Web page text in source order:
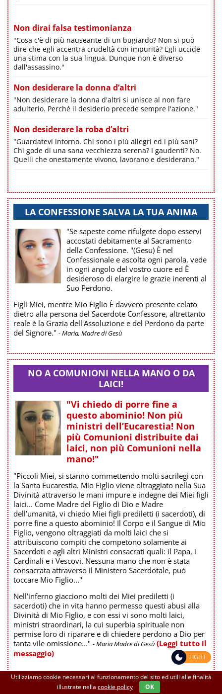
Non dirai falsa testimonianza
"Cosa c'è di più nauseante di un bugiardo? Non si può
dire che egli accentra crudeltà con impurità? Egli uccide
una stima con la sua lingua. Dunque non è diverso
dall'assassino."
Non desiderare la donna d’altri
"Non desiderare la donna d'altri si unisce al non fare
adulterio. Perché il desiderio precede sempre l'azione."
Non desiderare la roba d’altri
"Guardatevi intorno. Chi sono i più allegri ed i più sani?
Chi gode di una sana vecchiezza serena? I gaudenti? No.
Quelli che onestamente vivono, lavorano e desiderano."
LA CONFESSIONE SALVA LA TUA ANIMA
"Se sapeste come rifulgete dopo esservi
accostati debitamente al Sacramento
della Confessione. "(Gesu) È nel
Confessionale e ascolta ogni parola, vede
in ogni angolo del vostro cuore ed È
desideroso di elargire le grazie inerenti al
Suo Perdono.
Figli Miei, mentre Mio Figlio È davvero presente celato
dietro alla persona del Sacerdote Confessore, altrettanto
reale è la Grazia dell'Assoluzione e del Perdono da parte
del Signore." - Maria, Madre di Gesù
NO A COMUNIONI NELLA MANO O DA
LAICI!
"Vi chiedo di porre fine a
questo abominio! Non più
ministri dell’Eucarestia! Non
più Comunioni distribuite dai
laici, non più Comunioni nella
mano!"
"Piccoli Miei, si stanno commettendo molti sacrilegi con
la Santa Eucarestia. Mio Figlio viene oltraggiato nella Sua
Divinità attraverso le mani impure e indegne dei Miei figli
laici... Come Madre del Figlio di Dio e Madre
dell’umanità, vi chiedo Miei figli prediletti (i sacerdoti), di
porre fine a questo abominio! Il Corpo e il Sangue di Mio
Figlio, vengono oltraggiati da molti laici che si
attribuiscono compiti che competono solamente ai
Sacerdoti e agli altri Ministri consacrati quali: il Papa, i
Cardinali e i Vescovi. Nessuna mano che non è stata
consacrata attraverso il Ministero Sacerdotale, può
toccare Mio Figlio..."
Nell’inferno giacciono molti dei Miei prediletti (i
sacerdoti) che in vita hanno permesso questi abusi alla
Divinità di Mio Figlio, e con essi vi sono molti laici,
ministri straordinari, la cui superbia spirituale non
permise loro di riparare e di chiedere perdono a Dio per
tanta vile omissione..." - Maria Madre di Gesù (Leggi tutto il
messaggio)
Utilizziamo cookie necessari al funzionamento del sito ed utili alle finalità
illustrate nella cookie policy OK
LIGHT